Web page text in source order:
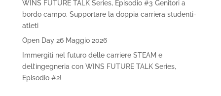
WINS FUTURE TALK Series, Episodio #3 Genitori a
bordo campo. Supportare la doppia carriera studenti-
atleti
Open Day 26 Maggio 2026
Immergiti nel futuro delle carriere STEAM e
dell’ingegneria con WINS FUTURE TALK Series,
Episodio #2!